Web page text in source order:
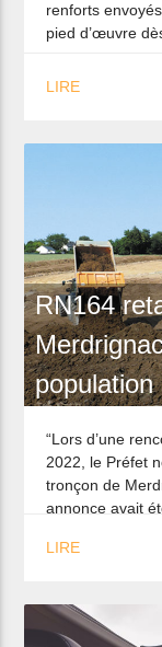
renforts
pied d’œuvre
LIRE
RN164
population
“Lors d’une
2022, le Préfet
tronçon de
annonce avait
LIRE